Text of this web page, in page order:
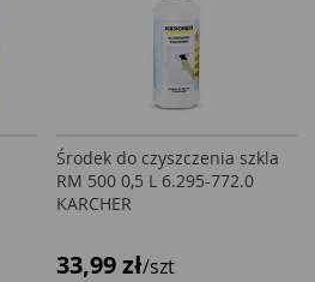
Środek do czyszczenia szkla
RM 500 0,5 L 6.295-772.0
KARCHER
33,99 zł/szt